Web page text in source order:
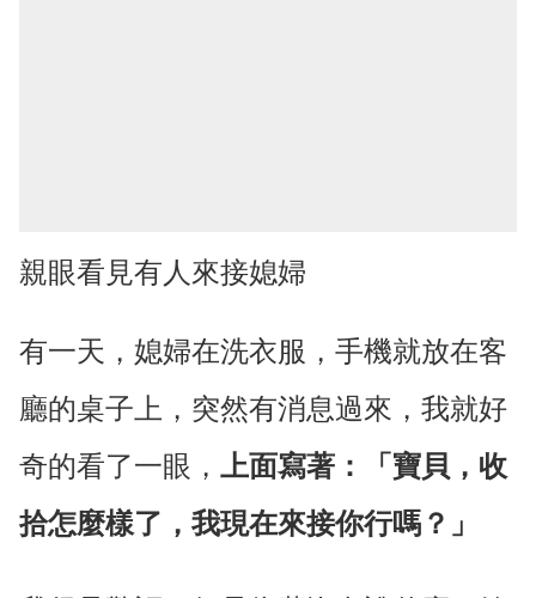
親眼看見有人來接媳婦
有一天，媳婦在洗衣服，手機就放在客
廳的桌子上，突然有消息過來，我就好
奇的看了一眼， 上面寫著：「寶貝，收
拾怎麼樣了，我現在來接你行嗎？」